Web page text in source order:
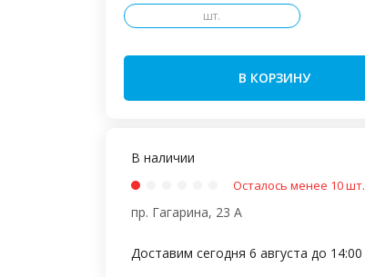
шт.
В КОРЗИНУ
В наличии
Осталось менее 10 шт.
пр. Гагарина, 23 А
Доставим сегодня 6 августа до 14:00